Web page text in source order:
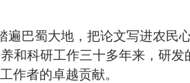
巴蜀大地，把论文写进农民
和科研工作三十多年来，研
作者的卓越贡献。